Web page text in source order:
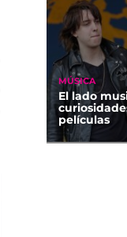
MÚSICA
El lado
películas